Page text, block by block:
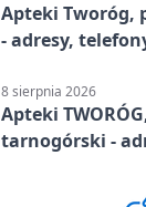
Apteki Tworóg,
- adresy,
8 sierpnia 2026
Apteki
tarnogórski -